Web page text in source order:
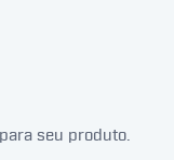
seu produto.